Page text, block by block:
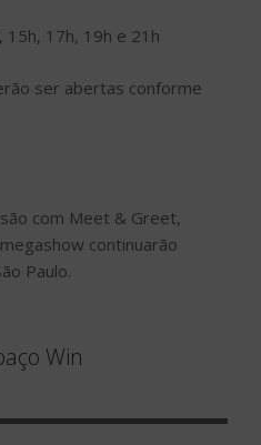
15h, 17h, 19h e 21h
ser abertas conforme
com Meet & Greet,
continuarão
Paulo.
Win